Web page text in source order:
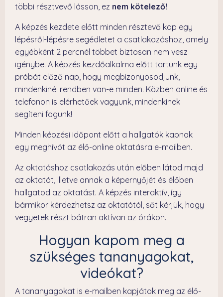
többi résztvevő lásson, ez nem kötelező!
A képzés kezdete előtt minden résztevő kap egy
lépésről-lépésre segédletet a csatlakozáshoz, amely
egyébként 2 percnél többet biztosan nem vesz
igénybe. A képzés kezdőalkalma előtt tartunk egy
próbát előző nap, hogy megbizonyosodjunk,
mindenkinél rendben van-e minden. Közben online és
telefonon is elérhetőek vagyunk, mindenkinek
segíteni fogunk!
Minden képzési időpont előtt a hallgatók kapnak
egy meghívót az élő-online oktatásra e-mailben.
Az oktatáshoz csatlakozás után előben látod majd
az oktatót, illetve annak a képernyőjét és élőben
hallgatod az oktatást. A képzés interaktív, így
bármikor kérdezhetsz az oktatótól, sőt kérjük, hogy
vegyetek részt bátran aktívan az órákon.
Hogyan kapom meg a
szükséges tananyagokat,
videókat?
A tananyagokat is e-mailben kapjátok meg az élő-